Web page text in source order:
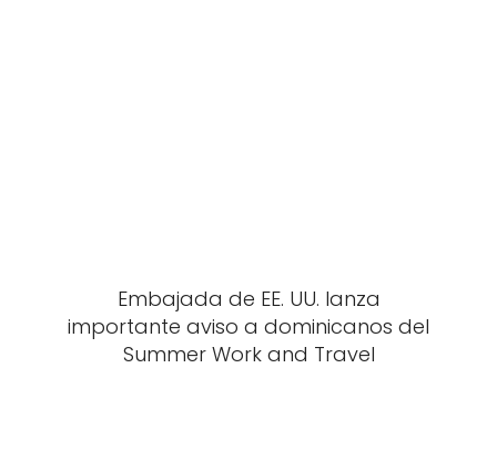
Embajada de EE. UU. lanza
importante aviso a dominicanos del
Summer Work and Travel